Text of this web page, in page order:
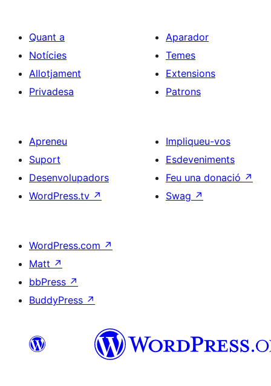
Quant a
Notícies
Allotjament
Privadesa
Aparador
Temes
Extensions
Patrons
Apreneu
Suport
Desenvolupadors
WordPress.tv ↗
Impliqueu-vos
Esdeveniments
Feu una donació ↗
Swag ↗
WordPress.com ↗
Matt ↗
bbPress ↗
BuddyPress ↗